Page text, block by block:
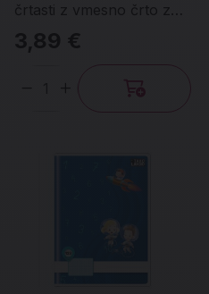
črtasti z vmesno črto z
malimi in velikimi tiskanimi
črkami
3,89 €
Količina